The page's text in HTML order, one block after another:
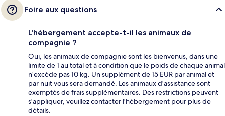
Foire aux questions
L'hébergement accepte-t-il les animaux de
compagnie ?
Oui, les animaux de compagnie sont les bienvenus, dans une
limite de 1 au total et à condition que le poids de chaque animal
n’excède pas 10 kg. Un supplément de 15 EUR par animal et
par nuit vous sera demandé. Les animaux d'assistance sont
exemptés de frais supplémentaires. Des restrictions peuvent
s'appliquer, veuillez contacter l'hébergement pour plus de
détails.